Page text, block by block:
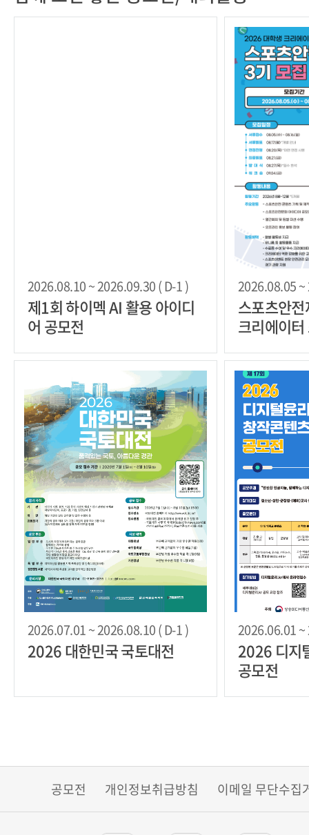
2026.08.10 ~ 2026.09.30 ( D-1 )
제1회 하이멕 AI 활용 아이디
어 공모전
2026.08.05 ~
스포츠안
크리에이
2026.07.01 ~ 2026.08.10 ( D-1 )
2026 대한민국 국토대전
2026.06.01 ~
2026 디지
공모전
공모전 개인정보취급방침 이메일 무단수집